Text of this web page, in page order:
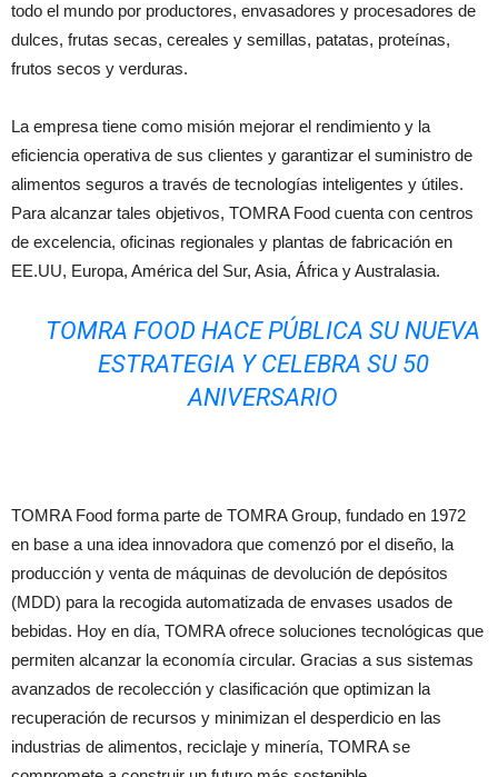
todo el mundo por productores, envasadores y procesadores de
dulces, frutas secas, cereales y semillas, patatas, proteínas,
frutos secos y verduras.
La empresa tiene como misión mejorar el rendimiento y la
eficiencia operativa de sus clientes y garantizar el suministro de
alimentos seguros a través de tecnologías inteligentes y útiles.
Para alcanzar tales objetivos, TOMRA Food cuenta con centros
de excelencia, oficinas regionales y plantas de fabricación en
EE.UU, Europa, América del Sur, Asia, África y Australasia.
TOMRA FOOD HACE PÚBLICA SU NUEVA
ESTRATEGIA Y CELEBRA SU 50
ANIVERSARIO
TOMRA Food forma parte de TOMRA Group, fundado en 1972
en base a una idea innovadora que comenzó por el diseño, la
producción y venta de máquinas de devolución de depósitos
(MDD) para la recogida automatizada de envases usados de
bebidas. Hoy en día, TOMRA ofrece soluciones tecnológicas que
permiten alcanzar la economía circular. Gracias a sus sistemas
avanzados de recolección y clasificación que optimizan la
recuperación de recursos y minimizan el desperdicio en las
industrias de alimentos, reciclaje y minería, TOMRA se